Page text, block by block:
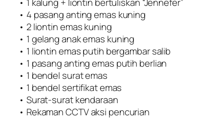
• 4 pasang anting emas kuning
• 2 liontin emas kuning
• 1 gelang anak emas kuning
• 1 liontin emas putih bergambar salib
• 1 pasang anting emas putih berlian
• 1 bendel surat emas
• 1 bendel sertifikat emas
• Surat-surat kendaraan
• Rekaman CCTV aksi pencurian